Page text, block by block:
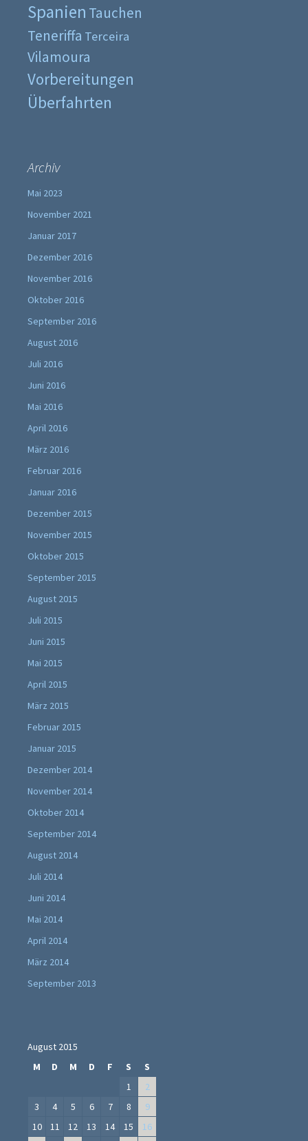
Spanien Tauchen
Teneriffa Terceira
Vilamoura
Vorbereitungen
Überfahrten
Archiv
Mai 2023
November 2021
Januar 2017
Dezember 2016
November 2016
Oktober 2016
September 2016
August 2016
Juli 2016
Juni 2016
Mai 2016
April 2016
März 2016
Februar 2016
Januar 2016
Dezember 2015
November 2015
Oktober 2015
September 2015
August 2015
Juli 2015
Juni 2015
Mai 2015
April 2015
März 2015
Februar 2015
Januar 2015
Dezember 2014
November 2014
Oktober 2014
September 2014
August 2014
Juli 2014
Juni 2014
Mai 2014
April 2014
März 2014
September 2013
August 2015
M
D M D F S
S
1
2
3
4 5 6 7 8
9
10
11 12 13 14 15
16